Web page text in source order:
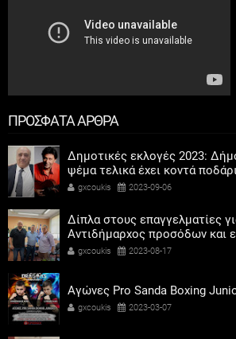
ΠΡΟΣΦΑΤΑ ΑΡΘΡΑ
Δημοτικές εκλογές 2023:
ψέμα τελικά έχει κοντά
gxcoukis 2023-09-06
Δίπλα στους επαγγελματίες
Αντιδήμαρχος προσόδων και
Καψοκόλης
gxcoukis 2023-08-17
Αγώνες Pro Sanda Boxing
gxcoukis 2023-03-07